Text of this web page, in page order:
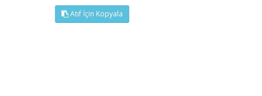
Atıf İçin Kopyala